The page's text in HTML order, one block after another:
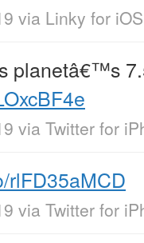
via Linky for iOS
planetâ€™s
via Twitter for
rlFD35aMCD
via Twitter for